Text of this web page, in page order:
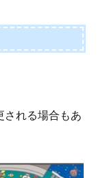
される場合もあ